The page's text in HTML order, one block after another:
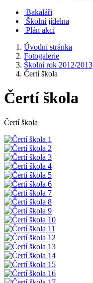
Bakaláři
Školní jídelna
Plán akcí
Úvodní stránka
Fotogalerie
Školní rok 2012/2013
Čertí škola
Čertí škola
Čertí škola